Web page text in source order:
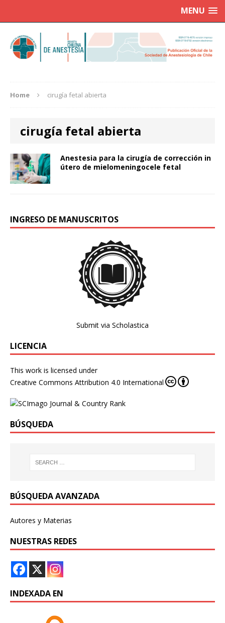
MENU
Home cirugía fetal abierta
cirugía fetal abierta
Anestesia para la cirugía de corrección in
útero de mielomeningocele fetal
INGRESO DE MANUSCRITOS
Submit via Scholastica
LICENCIA
This work is licensed under
Creative Commons Attribution 4.0 International
BÚSQUEDA
BÚSQUEDA AVANZADA
Autores y Materias
NUESTRAS REDES
INDEXADA EN